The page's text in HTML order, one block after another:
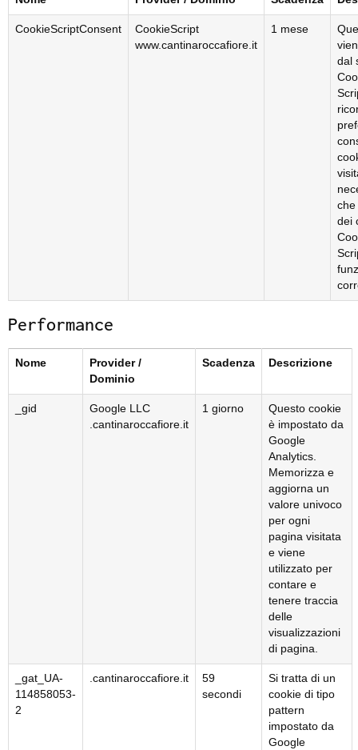
CookieScriptConsent
CookieScript
www.cantinaroccafiore.it
1 mese
dal
che
dei
Performance
Nome
Provider /
Dominio
Scadenza Descrizione
_gid
Google LLC
.cantinaroccafiore.it
1 giorno
Questo cookie
è impostato da
Google
Analytics.
Memorizza e
aggiorna un
valore univoco
per ogni
pagina visitata
e viene
utilizzato per
contare e
tenere traccia
delle
visualizzazioni
di pagina.
_gat_UA-
114858053-
2
.cantinaroccafiore.it
59
secondi
Si tratta di un
cookie di tipo
pattern
impostato da
Google